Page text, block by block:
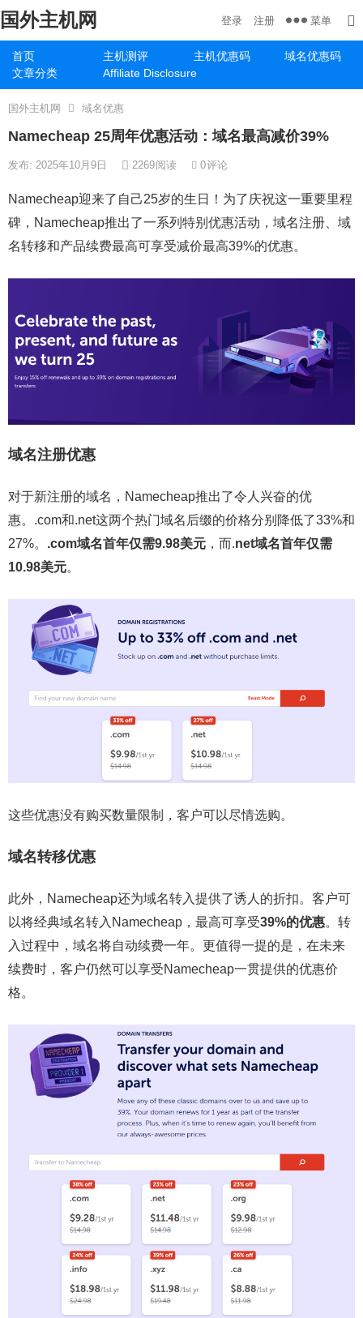
国外主机网
首页 主机测评 主机优惠码
域名优惠码
文章分类
Affiliate Disclosure
登录 注册 菜单
国外主机网 域名优惠
Namecheap 25周年优惠活动：域名最高减价39%
发布: 2025年10月9日 2269阅读 0评论
Namecheap迎来了自己25岁的生日！为了庆祝这一重要里程
碑，Namecheap推出了一系列特别优惠活动，域名注册、域
名转移和产品续费最高可享受减价最高39%的优惠。
域名注册优惠
对于新注册的域名，Namecheap推出了令人兴奋的优
惠。.com和.net这两个热门域名后缀的价格分别降低了33%和
27%。 .com域名首年仅需9.98美元 ，而.net域名首年仅需
10.98美元。
这些优惠没有购买数量限制，客户可以尽情选购。
域名转移优惠
此外，Namecheap还为域名转入提供了诱人的折扣。客户可
以将经典域名转入Namecheap，最高可享受39%的优惠。转
入过程中，域名将自动续费一年。更值得一提的是，在未来
续费时，客户仍然可以享受Namecheap一贯提供的优惠价
格。